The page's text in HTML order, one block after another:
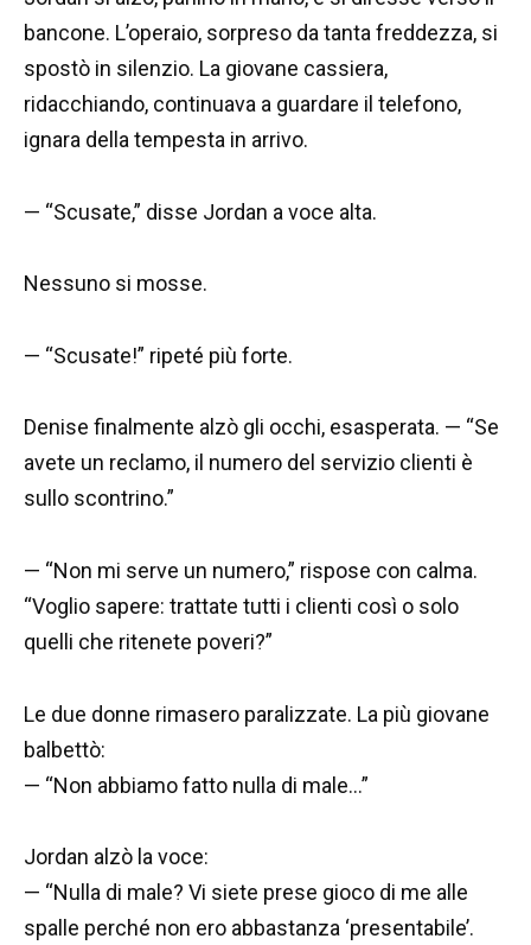
bancone. L’operaio, sorpreso da tanta freddezza, si
spostò in silenzio. La giovane cassiera,
ridacchiando, continuava a guardare il telefono,
ignara della tempesta in arrivo.
— “Scusate,” disse Jordan a voce alta.
Nessuno si mosse.
— “Scusate!” ripeté più forte.
Denise finalmente alzò gli occhi, esasperata. — “Se
avete un reclamo, il numero del servizio clienti è
sullo scontrino.”
— “Non mi serve un numero,” rispose con calma.
“Voglio sapere: trattate tutti i clienti così o solo
quelli che ritenete poveri?”
Le due donne rimasero paralizzate. La più giovane
balbettò:
— “Non abbiamo fatto nulla di male…”
Jordan alzò la voce:
— “Nulla di male? Vi siete prese gioco di me alle
spalle perché non ero abbastanza ‘presentabile’.